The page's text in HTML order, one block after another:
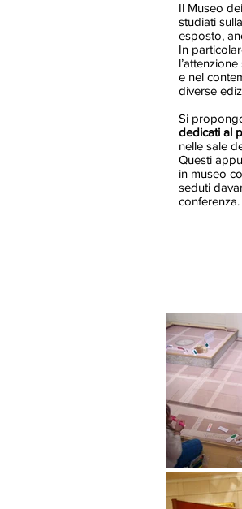
Il Museo
studiati
esposto,
In
e nel
diverse
Si
dedicati al
nelle sale
Questi
in museo
seduti
conferenza.